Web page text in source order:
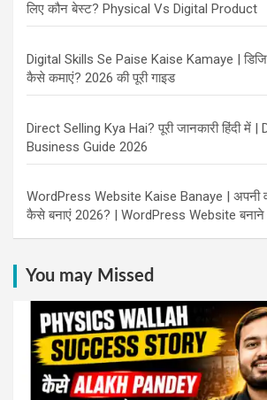
लिए कौन बेस्ट? Physical Vs Digital Product
Digital Skills Se Paise Kaise Kamaye |
कैसे कमाएं? 2026 की पूरी गाइड
Direct Selling Kya Hai? पूरी जानकारी हिंदी में
Business Guide 2026
WordPress Website Kaise Banaye | अपनी
कैसे बनाएं 2026? | WordPress Website बनाने
You may Missed